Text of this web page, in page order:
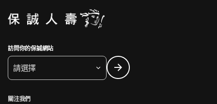
訪問你的保誠網站
請選擇
關注我們